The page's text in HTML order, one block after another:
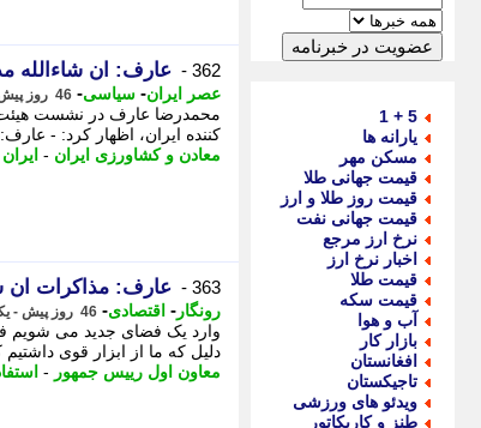
5 + 1
یارانه ها
مسکن مهر
قیمت جهانی طلا
قیمت روز طلا و ارز
قیمت جهانی نفت
نرخ ارز مرجع
اخبار نرخ ارز
قیمت طلا
قیمت سکه
آب و هوا
بازار کار
افغانستان
تاجیکستان
ویدئو های ورزشی
طنز و کاریکاتور
362 - عارف: ان شاءالله
عصر ایران- سیاسی- 46 روز پیش - یکشنبه 31 خرداد 1405، 14:30
محمدرضا عارف در نشست هیئت
کننده ایران، اظهار کرد: -
معادن و کشاورزی ایران - ایران
363 - عارف: مذاکرات ان
رونگار - اقتصادی- 46 روز پیش - یکشنبه 31 خرداد 1405، 13:22
وارد یک فضای جدید می شویم
دلیل که ما از ابزار قوی داشتیم
معاون اول رییس جمهور -